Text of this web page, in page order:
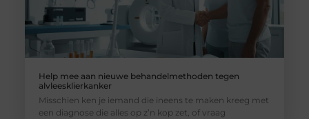
Help mee aan nieuwe behandelmethoden tegen
alvleesklierkanker
Misschien ken je iemand die ineens te maken kreeg met
een diagnose die alles op z’n kop zet, of vraag